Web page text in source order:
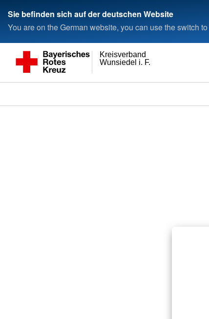
Sie befinden sich auf der deutschen Website
You are on the German website, you can use the switch
Wunsiedel i. F.
Kreisverband